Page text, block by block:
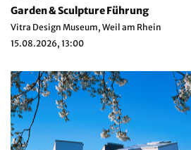
Garden & Sculpture Führung
Vitra Design Museum, Weil am Rhein
15.08.2026, 13:00